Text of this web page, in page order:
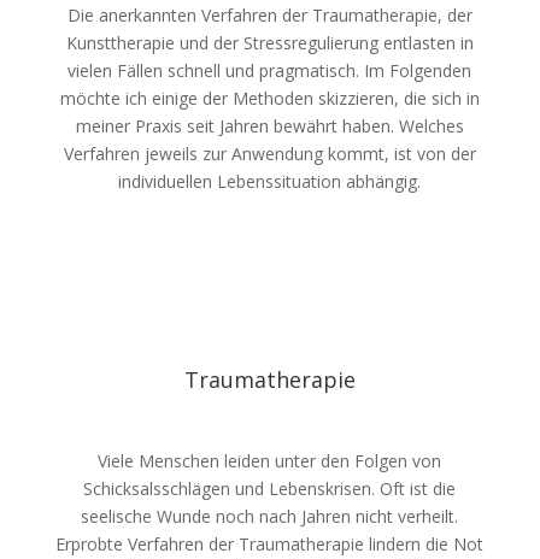
Die anerkannten Verfahren der Traumatherapie, der
Kunsttherapie und der Stressregulierung entlasten in
vielen Fällen schnell und pragmatisch. Im Folgenden
möchte ich einige der Methoden skizzieren, die sich in
meiner Praxis seit Jahren bewährt haben. Welches
Verfahren jeweils zur Anwendung kommt, ist von der
individuellen Lebenssituation abhängig.
Traumatherapie
Viele Menschen leiden unter den Folgen von
Schicksalsschlägen und Lebenskrisen. Oft ist die
seelische Wunde noch nach Jahren nicht verheilt.
Erprobte Verfahren der Traumatherapie lindern die Not